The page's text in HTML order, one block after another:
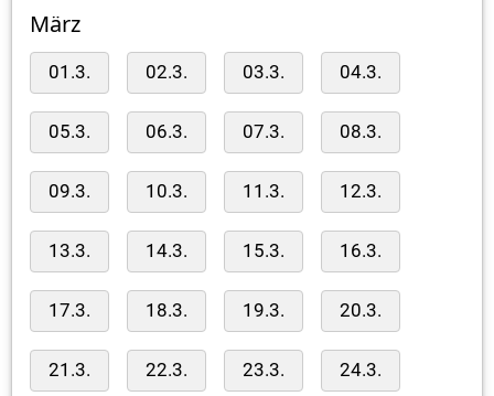
März
01.3. 02.3. 03.3. 04.3.
05.3. 06.3. 07.3. 08.3.
09.3. 10.3. 11.3. 12.3.
13.3. 14.3. 15.3. 16.3.
17.3. 18.3. 19.3. 20.3.
21.3. 22.3. 23.3. 24.3.